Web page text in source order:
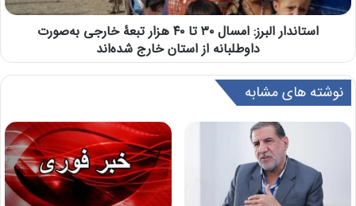
استاندار البرز: امسال ۳۰ تا ۴۰ هزار تبعۀ خارجی به‌صورت
داوطلبانه از استان خارج شده‌اند
نوشته های مشابه